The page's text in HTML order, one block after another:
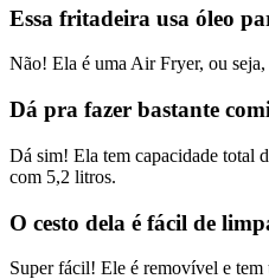
Essa fritadeira usa óleo
Não! Ela é uma Air Fryer, ou
Dá pra fazer bastante
Dá sim! Ela tem capacidade total
com 5,2 litros.
O cesto dela é fácil de
Super fácil! Ele é removível e tem